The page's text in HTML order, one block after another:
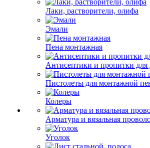
Лаки, растворители, олифа
Эмали
Пена монтажная
Антисептики и пропитки для
Пистолеты для монтажной
Колеры
Арматура и вязальная
Уголок